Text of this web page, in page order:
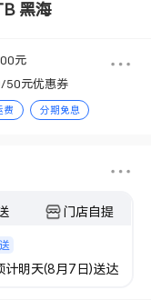
黑海
元
50元优惠券
费
分期免息
门店自提
明天(8月7日)送达